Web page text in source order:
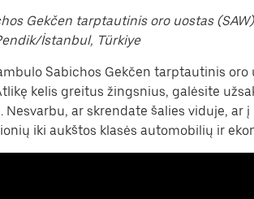
Gekčen tarptautinis oro uostas (SAW)
İstanbul, Türkiye
Sabichos Gekčen tarptautinis oro
kelis greitus žingsnius, galėsite
Nesvarbu, ar skrendate šalies viduje, ar
iki aukštos klasės automobilių ir